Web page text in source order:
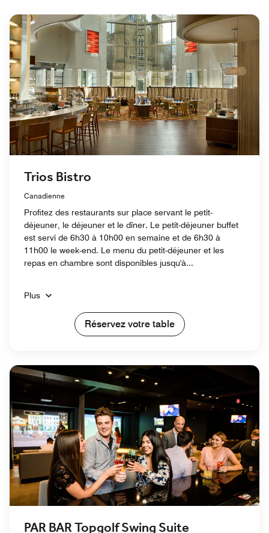
Trios Bistro
Canadienne
Profitez des restaurants sur place servant le petit-
déjeuner, le déjeuner et le dîner. Le petit-déjeuner buffet
est servi de 6h30 à 10h00 en semaine et de 6h30 à
11h00 le week-end. Le menu du petit-déjeuner et les
repas en chambre sont disponibles jusqu'à...
Plus
Réservez votre table
PAR BAR Topgolf Swing Suite